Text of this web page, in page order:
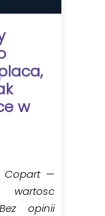
w
Copart —
wartosc
opinii